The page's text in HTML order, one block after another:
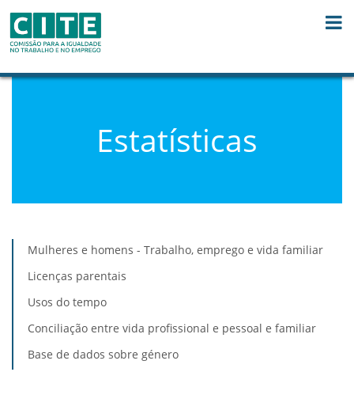
Estatísticas
Mulheres e homens - Trabalho, emprego e vida familiar
Licenças parentais
Usos do tempo
Conciliação entre vida profissional e pessoal e familiar
Base de dados sobre género